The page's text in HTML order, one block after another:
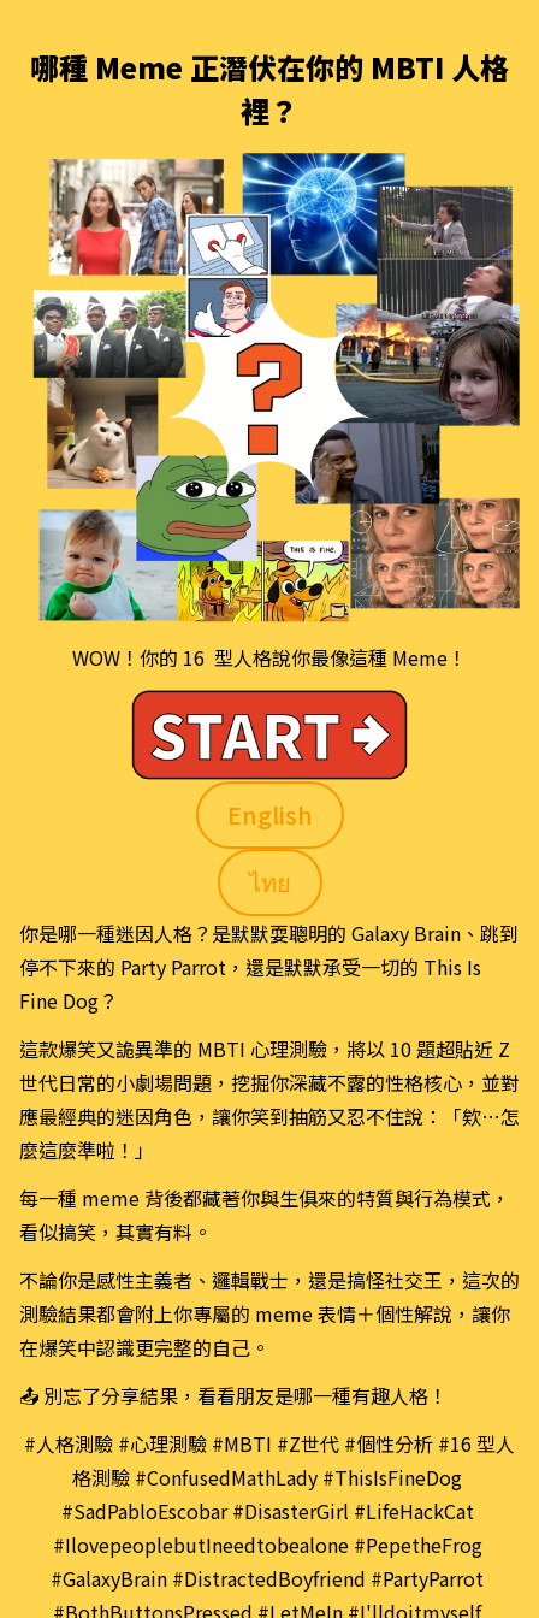
哪種 Meme 正潛伏在你的 MBTI 人格
裡？
WOW！你的 16  型人格說你最像這種 Meme！
English
ไทย
你是哪一種迷因人格？是默默耍聰明的 Galaxy Brain、跳到
停不下來的 Party Parrot，還是默默承受一切的 This Is
Fine Dog？
這款爆笑又詭異準的 MBTI 心理測驗，將以 10 題超貼近 Z
世代日常的小劇場問題，挖掘你深藏不露的性格核心，並對
應最經典的迷因角色，讓你笑到抽筋又忍不住說：「欸…怎
麼這麼準啦！」
每一種 meme 背後都藏著你與生俱來的特質與行為模式，
看似搞笑，其實有料。
不論你是感性主義者、邏輯戰士，還是搞怪社交王，這次的
測驗結果都會附上你專屬的 meme 表情＋個性解說，讓你
在爆笑中認識更完整的自己。
📤 別忘了分享結果，看看朋友是哪一種有趣人格！
#人格測驗 #心理測驗 #MBTI #Z世代 #個性分析 #16 型人
格測驗 #ConfusedMathLady #ThisIsFineDog
#SadPabloEscobar #DisasterGirl #LifeHackCat
#IlovepeoplebutIneedtobealone #PepetheFrog
#GalaxyBrain #DistractedBoyfriend #PartyParrot
#BothButtonsPressed #LetMeIn #I'lldoitmyself